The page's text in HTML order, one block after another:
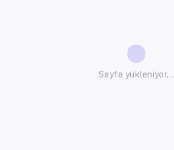
Sayfa yükleniyor...